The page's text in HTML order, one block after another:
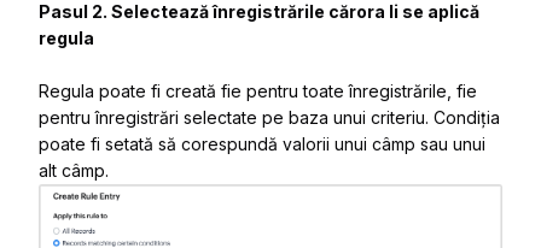
Pasul 2. Selectează înregistrările cărora li se aplică
regula
Regula poate fi creată fie pentru toate înregistrările, fie
pentru înregistrări selectate pe baza unui criteriu. Condiția
poate fi setată să corespundă valorii unui câmp sau unui
alt câmp.